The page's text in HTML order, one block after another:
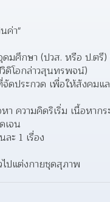
ค่า"
ศึกษา (ปวส. หรือ ป.ตรี
ดิโอกล่าวสุนทรพจน์)
ประกวด เพื่อให้สังคมแ
วามคิดริเริ่ม เนื้อหากร
เจน
ะ 1 เรื่อง
ปแต่งกายชุดสุภาพ